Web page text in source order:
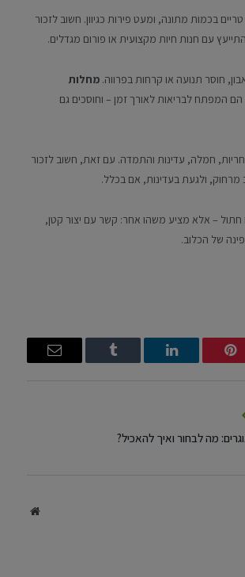
בכמות מתונה, ומעט פירות כגיוון. חשוב לזכור
עם חנות חיות מקצועית או פורום מגדלים.
חוסר תנועה או קרחות בפרווה. מחלות
הם המפתח לבריאות לאורך זמן – וחוסכים גם
חמלה, עדינות והתמדה. עם זאת, חשוב לזכור
מרחוק, ולגעת בעדינות, אם בכלל.
חתול – אלא מציע משהו אחר: קשר עם יצור קטן,
של הכלוב.
Pinterest
LinkedIn
Tumblr
Email
מה לבחור ואיך להאכיל?
Website